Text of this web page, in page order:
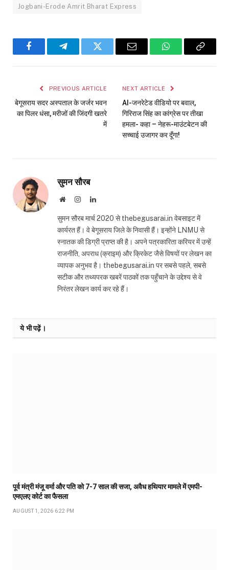
Jogbani-Erode Amrit Bharat Express
FacebookTelegramTwitter Email WhatsAppCopy
PREVIOUS ARTICLE
बेगूसराय सदर अस्पताल के जर्जर भवन
का पिलर धंसा, मरीजों की जिंदगी खतरे
में
NEXT ARTICLE
AI-जनरेटेड वीडियो पर बवाल,
गिरिराज सिंह का कांग्रेस पर तीखा
हमला- कहा – नेहरू-माउंटबेटन की
सच्चाई उजागर कर दूँगा!
सुमन सौरब
WebsiteInstagramLinkedIn
सुमन सौरब मार्च 2020 से thebegusarai.in वेबसाइट में
कार्यरत हैं। वे बेगूसराय जिले के निवासी हैं। इन्होंने LNMU से
स्नातक की डिग्री प्राप्त की है। अपने पत्रकारिता करियर में उन्हें
राजनीति, अपराध (क्राइम) और क्रिकेट जैसे विषयों पर लेखन का
व्यापक अनुभव है। thebegusarai.in पर सबसे पहले, सबसे
सटीक और तथ्यपरक खबरें पाठकों तक पहुँचाने के उद्देश्य से वे
निरंतर लेखन कार्य कर रहे हैं।
ये भी पढ़ें।
पूर्व मंत्री मंजू वर्मा और पति को 7-7 साल की सजा, अवैध हथियार मामले में एमपी-
एमएलए कोर्ट का फैसला
AUGUST 1, 2026 6:22 PM